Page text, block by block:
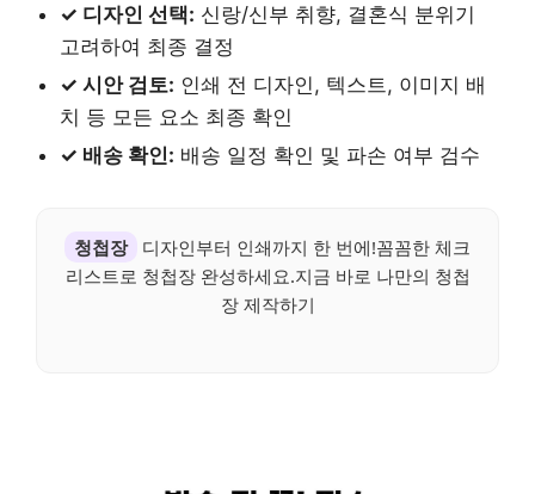
✓ 디자인 선택: 신랑/신부 취향, 결혼식 분위기
고려하여 최종 결정
✓ 시안 검토: 인쇄 전 디자인, 텍스트, 이미지 배
치 등 모든 요소 최종 확인
✓ 배송 확인: 배송 일정 확인 및 파손 여부 검수
청첩장
디자인부터 인쇄까지 한 번에!꼼꼼한 체크
리스트로 청첩장 완성하세요.지금 바로 나만의 청첩
장 제작하기